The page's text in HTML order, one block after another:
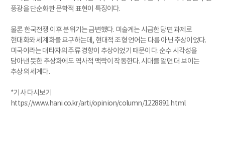
풍광을 단순화한 문학적 표현이 특징이다.
물론 한국전쟁 이후 분위기는 급변했다. 미술계는 시급한 당면 과제로
현대화와 세계화를 요구하는데, 현대적 조형 언어는 다름 아닌 추상이었다.
미국이라는 대타자의 주류 경향이 추상이었기 때문이다. 순수 시각성을
담아낸 듯한 추상화에도 역사적 맥락이 작동한다. 시대를 알면 더 보이는
추상의 세계다.
*기사 다시보기
https://www.hani.co.kr/arti/opinion/column/1228891.html